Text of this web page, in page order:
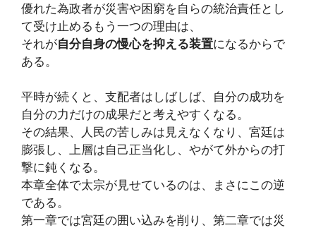
優れた為政者が災害や困窮を自らの統治責任とし
て受け止めるもう一つの理由は、
それが自分自身の慢心を抑える装置になるからで
ある。
平時が続くと、支配者はしばしば、自分の成功を
自分の力だけの成果だと考えやすくなる。
その結果、人民の苦しみは見えなくなり、宮廷は
膨張し、上層は自己正当化し、やがて外からの打
撃に鈍くなる。
本章全体で太宗が見せているのは、まさにこの逆
である。
第一章では宮廷の囲い込みを削り、第二章では災